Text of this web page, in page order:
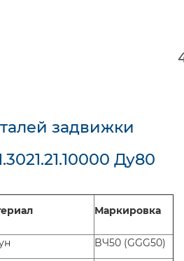
задвижки
Ду80
Маркировка
BЧ50 (GGG50)